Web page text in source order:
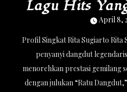
Lagu Hits
April 8,
Profil Singkat Rita Sugiarto Rita
penyanyi dangdut
menorehkan prestasi gemilang
dengan julukan “Ratu